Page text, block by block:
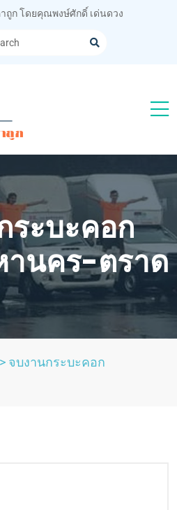
ถูก โดยคุณพงษ์ศักดิ์ เด่นดวง
ระบะคอก
านคร-ตราด
> จบงานกระบะคอก